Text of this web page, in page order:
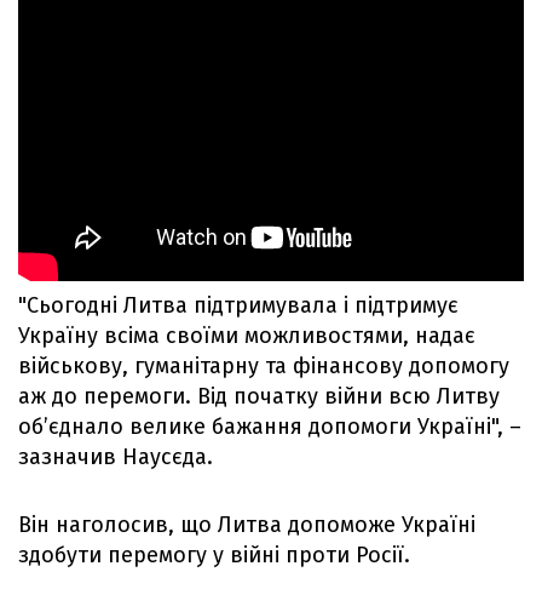
"Сьогодні Литва підтримувала і підтримує
Україну всіма своїми можливостями, надає
військову, гуманітарну та фінансову допомогу
аж до перемоги. Від початку війни всю Литву
об’єднало велике бажання допомоги Україні", –
зазначив Наусєда.
Він наголосив, що Литва допоможе Україні
здобути перемогу у війні проти Росії.